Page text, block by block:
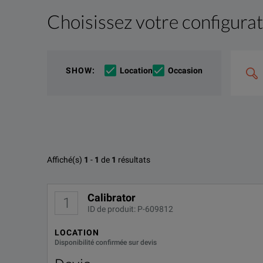
Choisissez votre
SHOW: Location Occasion
Options disponibles pour
Affiché(s) 1 - 1 de 1 résultats
1 Calibrator
ID de produit: P-609812
LOCATION
Disponibilité confirmée sur devis
Description produit
Ressources
Si vous désirez en savoir plus, merciprendre